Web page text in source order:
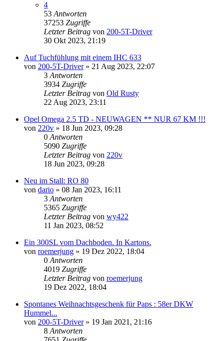
4
53 Antworten
37253 Zugriffe
Letzter Beitrag von 200-5T-Driver
30 Okt 2023, 21:19
Auf Tuchfühlung mit einem IHC 633
von 200-5T-Driver» 21 Aug 2023, 22:07
3 Antworten
3934 Zugriffe
Letzter Beitrag von Old Rusty
22 Aug 2023, 23:11
Opel Omega 2.5 TD - NEUWAGEN ** NUR 67 KM !!!
von 220v » 18 Jun 2023, 09:28
0 Antworten
5090 Zugriffe
Letzter Beitrag von 220v
18 Jun 2023, 09:28
Neu im Stall: RO 80
von dario » 08 Jan 2023, 16:11
3 Antworten
5365 Zugriffe
Letzter Beitrag von wy422
11 Jan 2023, 08:52
Ein 300SL vom Dachboden. In Kartons.
von roemerjung » 19 Dez 2022, 18:04
0 Antworten
4019 Zugriffe
Letzter Beitrag von roemerjung
19 Dez 2022, 18:04
Spontanes Weihnachtsgeschenk für Paps : 58er DKW
Hummel...
von 200-5T-Driver» 19 Jan 2021, 21:16
8 Antworten